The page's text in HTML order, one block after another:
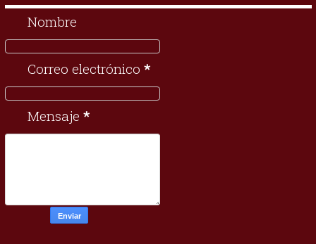
Nombre
Correo electrónico *
Mensaje *